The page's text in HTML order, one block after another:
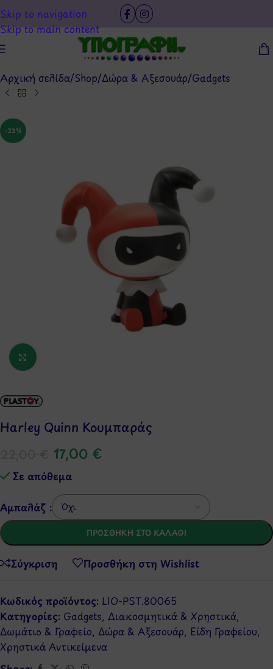
Skip to navigation
Skip to main content
Αρχική σελίδα/Shop/Δώρα & Αξεσουάρ/Gadgets
-23%
Κάντε κλικ για μεγέθυνση
Harley Quinn Κουμπαράς
17,00 €
Σε απόθεμα
Αμπαλάζ :
ΠΡΟΣΘΉΚΗ ΣΤΟ ΚΑΛΆΘΙ
Σύγκριση Προσθήκη στη Wishlist
Κωδικός προϊόντος: LIO-PST.80065
Κατηγορίες: Gadgets, Διακοσμητικά & Χρηστικά,
Δωμάτιο & Γραφείο, Δώρα & Αξεσουάρ, Είδη Γραφείου,
Χρηστικά Αντικείμενα